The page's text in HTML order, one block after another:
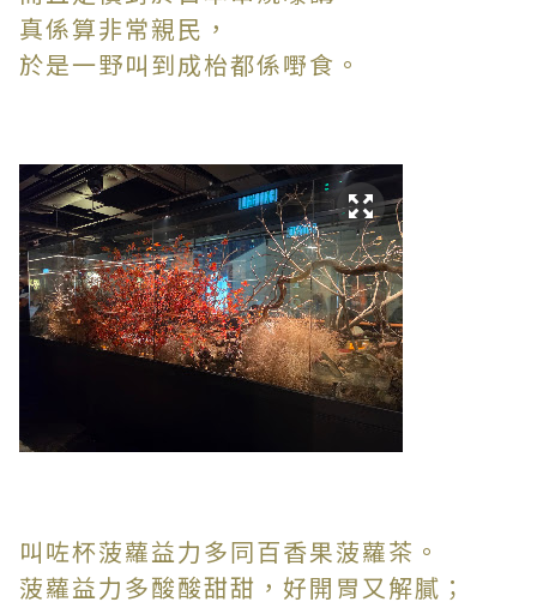
真係算非常親民，
於是一野叫到成枱都係嘢食。
叫咗杯菠蘿益力多同百香果菠蘿茶。
菠蘿益力多酸酸甜甜，好開胃又解膩；